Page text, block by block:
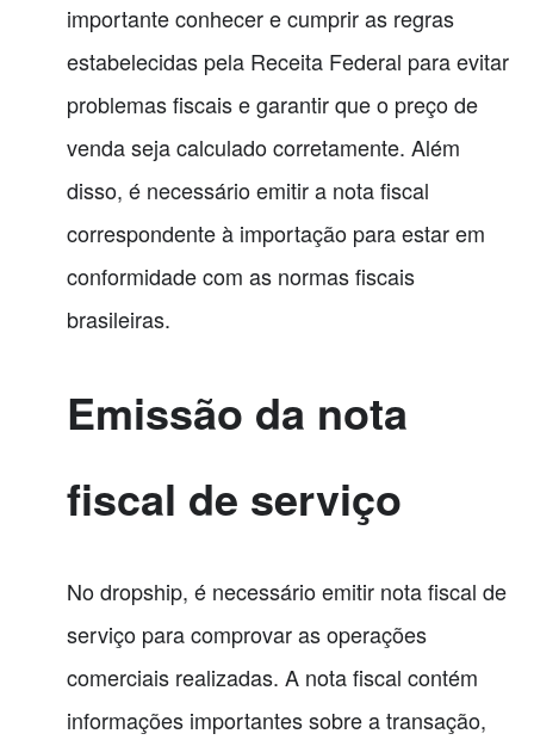
importante conhecer e cumprir as regras
estabelecidas pela Receita Federal para evitar
problemas fiscais e garantir que o preço de
venda seja calculado corretamente. Além
disso, é necessário emitir a nota fiscal
correspondente à importação para estar em
conformidade com as normas fiscais
brasileiras.
Emissão da nota
fiscal de serviço
No dropship, é necessário emitir nota fiscal de
serviço para comprovar as operações
comerciais realizadas. A nota fiscal contém
informações importantes sobre a transação,